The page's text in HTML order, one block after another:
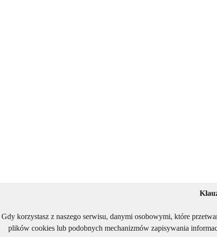
Gdy korzystasz z naszego serwisu, danymi osobowymi, które
plików cookies lub podobnych mechanizmów zapisywania